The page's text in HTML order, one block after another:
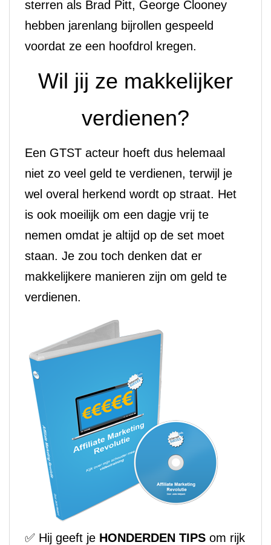
sterren als Brad Pitt, George Clooney
hebben jarenlang bijrollen gespeeld
voordat ze een hoofdrol kregen.
Wil jij ze makkelijker
verdienen?
Een GTST acteur hoeft dus helemaal
niet zo veel geld te verdienen, terwijl je
wel overal herkend wordt op straat. Het
is ook moeilijk om een dagje vrij te
nemen omdat je altijd op de set moet
staan. Je zou toch denken dat er
makkelijkere manieren zijn om geld te
verdienen.
✅ Hij geeft je HONDERDEN TIPS om rijk